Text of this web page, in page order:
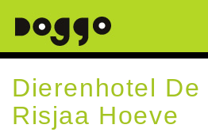
Dierenhotel De
Risjaa Hoeve